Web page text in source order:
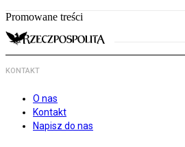
Promowane treści
KONTAKT
O nas
Kontakt
Napisz do nas